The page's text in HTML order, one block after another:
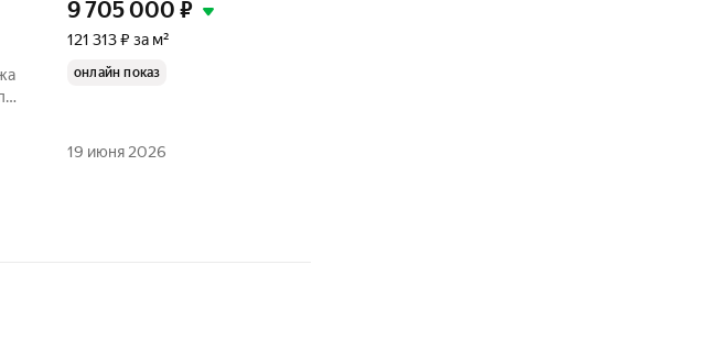
9 705 000 ₽
121 313 ₽ за м²
онлайн показ
19 июня 2026